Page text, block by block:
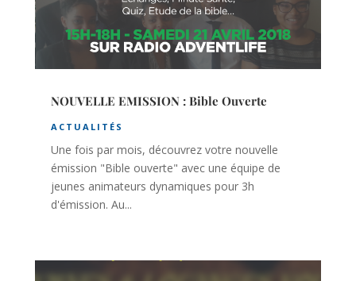
NOUVELLE EMISSION : Bible Ouverte
ACTUALITÉS
Une fois par mois, découvrez votre nouvelle
émission "Bible ouverte" avec une équipe de
jeunes animateurs dynamiques pour 3h
d'émission. Au...